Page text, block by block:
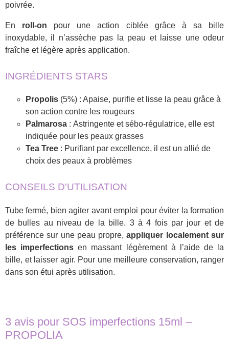
poivrée.
En roll-on pour une action ciblée grâce à sa bille
inoxydable, il n’assèche pas la peau et laisse une odeur
fraîche et légère après application.
INGRÉDIENTS STARS
Propolis (5%) : Apaise, purifie et lisse la peau grâce à
son action contre les rougeurs
Palmarosa : Astringente et sébo-régulatrice, elle est
indiquée pour les peaux grasses
Tea Tree : Purifiant par excellence, il est un allié de
choix des peaux à problèmes
CONSEILS D'UTILISATION
Tube fermé, bien agiter avant emploi pour éviter la formation
de bulles au niveau de la bille. 3 à 4 fois par jour et de
préférence sur une peau propre,appliquer localement sur
les imperfections en massant légèrement à l’aide de la
bille, et laisser agir. Pour une meilleure conservation, ranger
dans son étui après utilisation.
3 avis pour SOS imperfections 15ml –
PROPOLIA